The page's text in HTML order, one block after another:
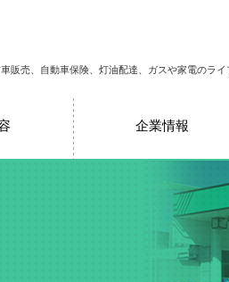
販売、自動車保険、灯油配達、ガスや家電のライ
企業情報